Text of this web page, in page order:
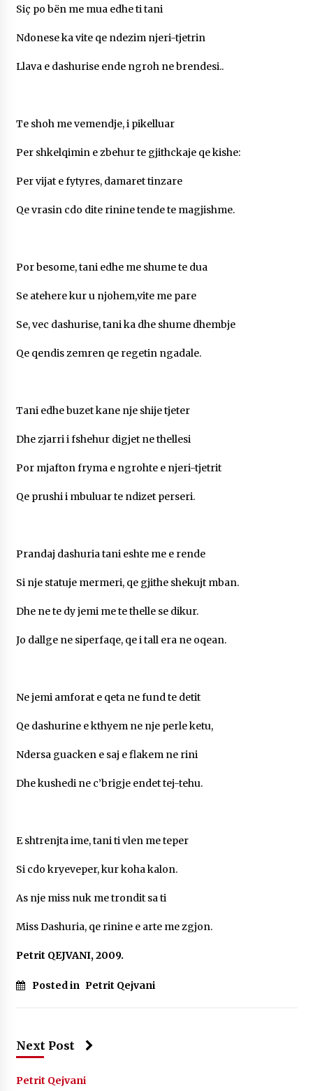
Mbi kockat e martirëve ngrihet Atdheu
14/10/2025
KALLARATI NË AKSIONET KOMBËTARE PËR
22/09/2025
– ËNGJËLL HASIMAJ – “KUJTIMET E MIA PËR
06/02/2025
Siç po bën me mua edhe ti tani
Ndonese ka vite qe ndezim njeri-tjetrin
Llava e dashurise ende ngroh ne brendesi..
Te shoh me vemendje, i pikelluar
Per shkelqimin e zbehur te gjithckaje qe kishe:
Per vijat e fytyres, damaret tinzare
Qe vrasin cdo dite rinine tende te magjishme.
Por besome, tani edhe me shume te dua
Se atehere kur u njohem,vite me pare
Se, vec dashurise, tani ka dhe shume dhembje
Qe qendis zemren qe regetin ngadale.
Tani edhe buzet kane nje shije tjeter
Dhe zjarri i fshehur digjet ne thellesi
Por mjafton fryma e ngrohte e njeri-tjetrit
Qe prushi i mbuluar te ndizet perseri.
Prandaj dashuria tani eshte me e rende
Si nje statuje mermeri, qe gjithe shekujt mban.
Dhe ne te dy jemi me te thelle se dikur.
Jo dallge ne siperfaqe, qe i tall era ne oqean.
Ne jemi amforat e qeta ne fund te detit
Qe dashurine e kthyem ne nje perle ketu,
Ndersa guacken e saj e flakem ne rini
Dhe kushedi ne c’brigje endet tej-tehu.
E shtrenjta ime, tani ti vlen me teper
Si cdo kryeveper, kur koha kalon.
As nje miss nuk me trondit sa ti
Miss Dashuria, qe rinine e arte me zgjon.
Petrit QEJVANI, 2009.
Posted in Petrit Qejvani
Next Post
Petrit Qejvani